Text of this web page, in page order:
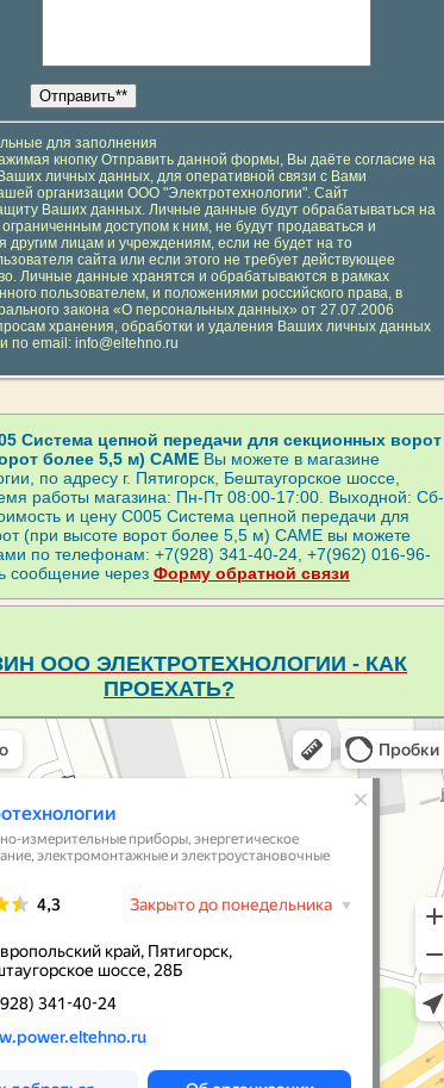
для заполнения
кнопку Отправить данной формы, Вы даёте согласие на
личных данных, для оперативной связи с Вами
организации ООО "Электротехнологии". Сайт
Ваших данных. Личные данные будут обрабатываться на
доступом к ним, не будут продаваться и
другим лицам и учреждениям, если не будет на то
сайта или если этого не требует действующее
Личные данные хранятся и обрабатываются в рамках
пользователем, и положениями российского права, в
закона «О персональных данных» от 27.07.2006
хранения, обработки и удаления Ваших личных данных
по email: info@eltehno.ru
Система цепной передачи для секционных ворот
более 5,5 м) CAME Вы можете в магазине
по адресу г. Пятигорск, Бештаугорское шоссе,
работы магазина: Пн-Пт 08:00-17:00. Выходной: Сб-
и цену C005 Система цепной передачи для
(при высоте ворот более 5,5 м) CAME вы можете
по телефонам: +7(928) 341-40-24, +7(962) 016-96-
сообщение через Форму обратной связи
ООО ЭЛЕКТРОТЕХНОЛОГИИ - КАК
ПРОЕХАТЬ?